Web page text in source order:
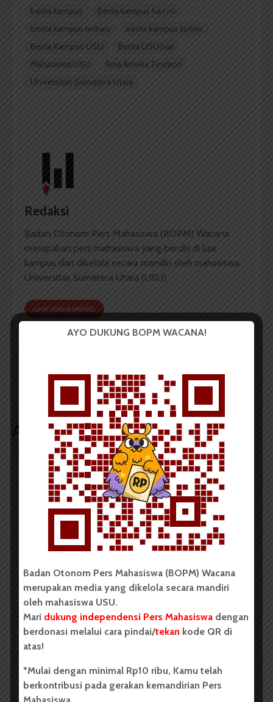
berita kampus
Berita kampus hari ini
berita kampus terbaru
berita kampus terkini
Berita Kampus USU
Berita USU hari
Mahasiswa USU
Rina Amelia Tindaon
Universitas Sumatera Utara
Redaksi
Badan Otonom Pers Mahasiswa (BOPM) Wacana
merupakan pers mahasiswa yang berdiri di luar
kampus dan dikelola secara mandiri oleh mahasiswa
Universitas Sumatera Utara (USU).
LIHAT SEMUA ARTIKEL
Spesialis Anak
Orasi Ilmiah
Artikel terkait lain
BERITA KAMPUS
Dua Mahasiswa Sastra Indonesia
USU Raih Juara pada Festival
Literasi Sumatera Utara 2026
Oleh: Iyusarah Pakpahan USU, wacana.org – Dua...
BERITA KAMPUS
Dua Mahasiswa Etnomusikologi
AYO DUKUNG BOPM WACANA!
Badan Otonom Pers Mahasiswa (BOPM) Wacana
merupakan media yang dikelola secara mandiri
oleh mahasiswa USU.
Mari dukung independensi Pers Mahasiswa dengan
berdonasi melalui cara pindai/tekan kode QR di
atas!
*Mulai dengan minimal Rp10 ribu, Kamu telah
berkontribusi pada gerakan kemandirian Pers